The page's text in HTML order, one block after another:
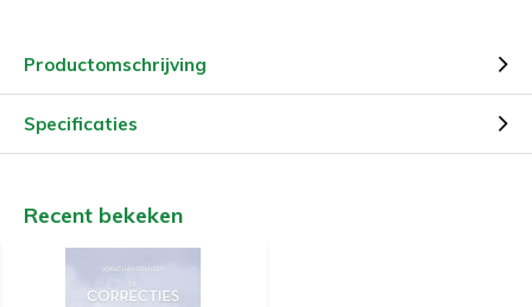
Productomschrijving
Specificaties
Recent bekeken